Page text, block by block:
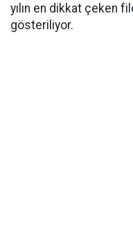
yılın en dikkat çeken
gösteriliyor.